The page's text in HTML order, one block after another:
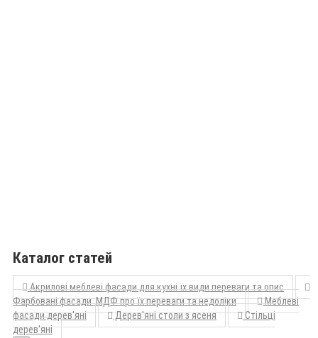
Каталог статей
Акрилові меблеві фасади для кухні їх види переваги та опис
Фарбовані фасади МДФ про їх переваги та недоліки
Меблеві
фасади дерев'яні
Дерев'яні столи з ясеня
Стільці
дерев'яні